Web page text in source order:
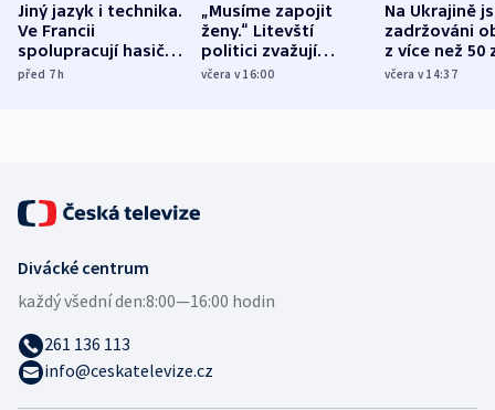
Jiný jazyk i technika.
Ve Francii
spolupracují hasiči z
různých zemí
před 7h
„Musíme zapojit
ženy.“ Litevští
politici zvažují
dohodu o
včera v 16:00
Na Ukrajině
zadržováni
z více než 50
Bojovali na
včera v 14:37
Divácké centrum
každý všední den:8:00—16:00 hodin
261 136 113
info@ceskatelevize.cz